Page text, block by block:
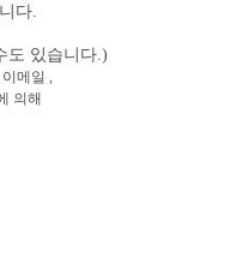
다.
도 있습니다.)
메일 ,
의해